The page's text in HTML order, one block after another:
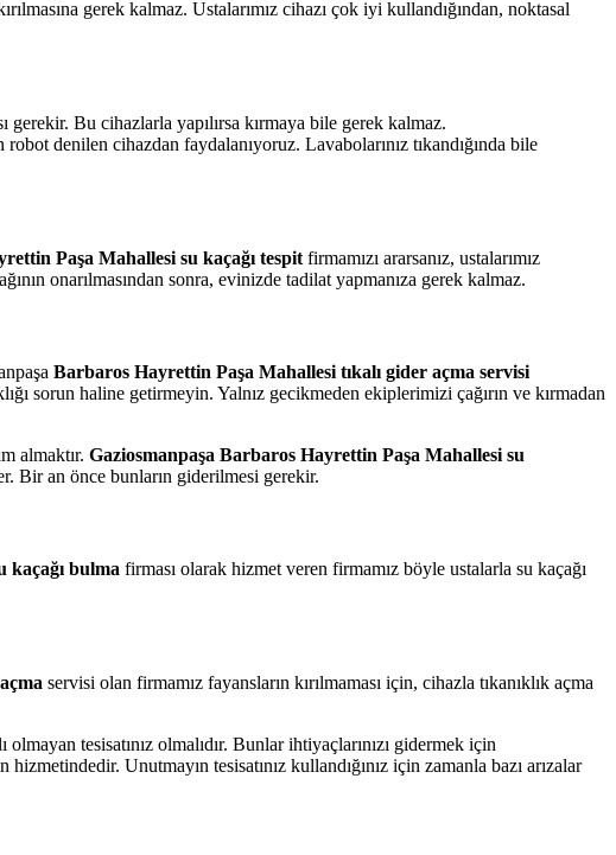
gerek kalmaz. Ustalarımız cihazı çok iyi kullandığından, noktasal
gerekir. Bu cihazlarla yapılırsa kırmaya bile gerek kalmaz.
robot denilen cihazdan faydalanıyoruz. Lavabolarınız tıkandığında bile
Paşa Mahallesi su kaçağı tespit firmamızı ararsanız, ustalarımız
onarılmasından sonra, evinizde tadilat yapmanıza gerek kalmaz.
Barbaros Hayrettin Paşa Mahallesi tıkalı gider açma servisi
sorun haline getirmeyin. Yalnız gecikmeden ekiplerimizi çağırın ve kırmadan
almaktır. Gaziosmanpaşa Barbaros Hayrettin Paşa Mahallesi su
Bir an önce bunların giderilmesi gerekir.
kaçağı bulma firması olarak hizmet veren firmamız böyle ustalarla su kaçağı
servisi olan firmamız fayansların kırılmaması için, cihazla tıkanıklık açma
tesisatınız olmalıdır. Bunlar ihtiyaçlarınızı gidermek için
hizmetindedir. Unutmayın tesisatınız kullandığınız için zamanla bazı arızalar